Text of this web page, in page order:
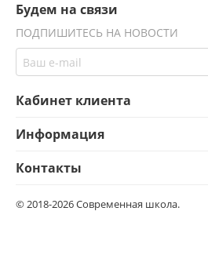
Будем на связи
ПОДПИШИТЕСЬ НА НОВОСТИ
Кабинет клиента
Информация
Контакты
© 2018-2026 Современная школа.